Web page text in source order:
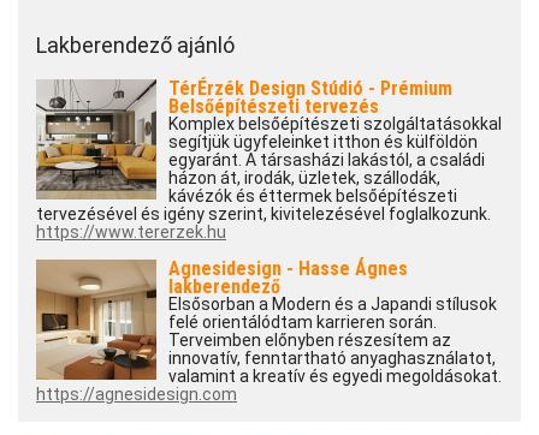
Lakberendező ajánló
TérÉrzék Design Stúdió - Prémium
Belsőépítészeti tervezés
Komplex belsőépítészeti szolgáltatásokkal
segítjük ügyfeleinket itthon és külföldön
egyaránt. A társasházi lakástól, a családi
házon át, irodák, üzletek, szállodák,
kávézók és éttermek belsőépítészeti
tervezésével és igény szerint, kivitelezésével foglalkozunk.
https://www.tererzek.hu
Agnesidesign - Hasse Ágnes
lakberendező
Elsősorban a Modern és a Japandi stílusok
felé orientálódtam karrieren során.
Terveimben előnyben részesítem az
innovatív, fenntartható anyaghasználatot,
valamint a kreatív és egyedi megoldásokat.
https://agnesidesign.com